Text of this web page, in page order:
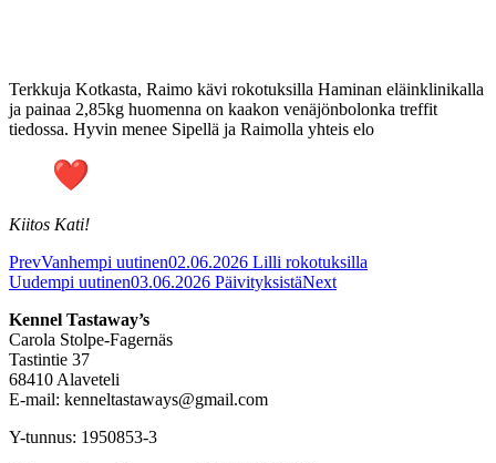
Terkkuja Kotkasta, Raimo kävi rokotuksilla Haminan eläinklinikalla
ja painaa 2,85kg huomenna on kaakon venäjönbolonka treffit
tiedossa. Hyvin menee Sipellä ja Raimolla yhteis elo
Kiitos Kati!
PrevVanhempi uutinen02.06.2026 Lilli rokotuksilla
Uudempi uutinen03.06.2026 PäivityksistäNext
Kennel Tastaway’s
Carola Stolpe-Fagernäs
Tastintie 37
68410 Alaveteli
E-mail: kenneltastaways@gmail.com
Y-tunnus: 1950853-3